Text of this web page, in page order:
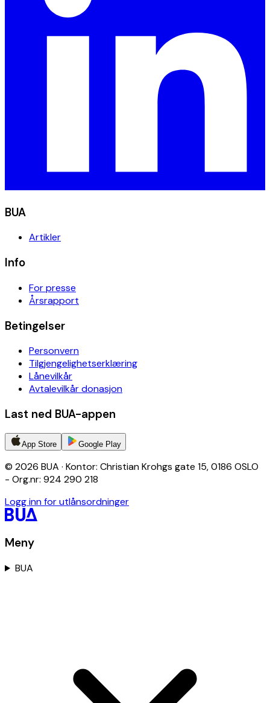
BUA
Artikler
Info
For presse
Årsrapport
Betingelser
Personvern
Tilgjengelighetserklæring
Lånevilkår
Avtalevilkår donasjon
Last ned BUA-appen
App Store Google Play
© 2026 BUA · Kontor: Christian Krohgs gate 15, 0186 OSLO
- Org.nr: 924 290 218
Logg inn for utlånsordninger
Meny
BUA